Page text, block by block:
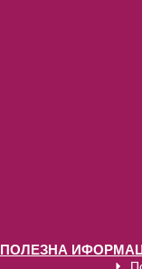
ПОЛЕЗНА